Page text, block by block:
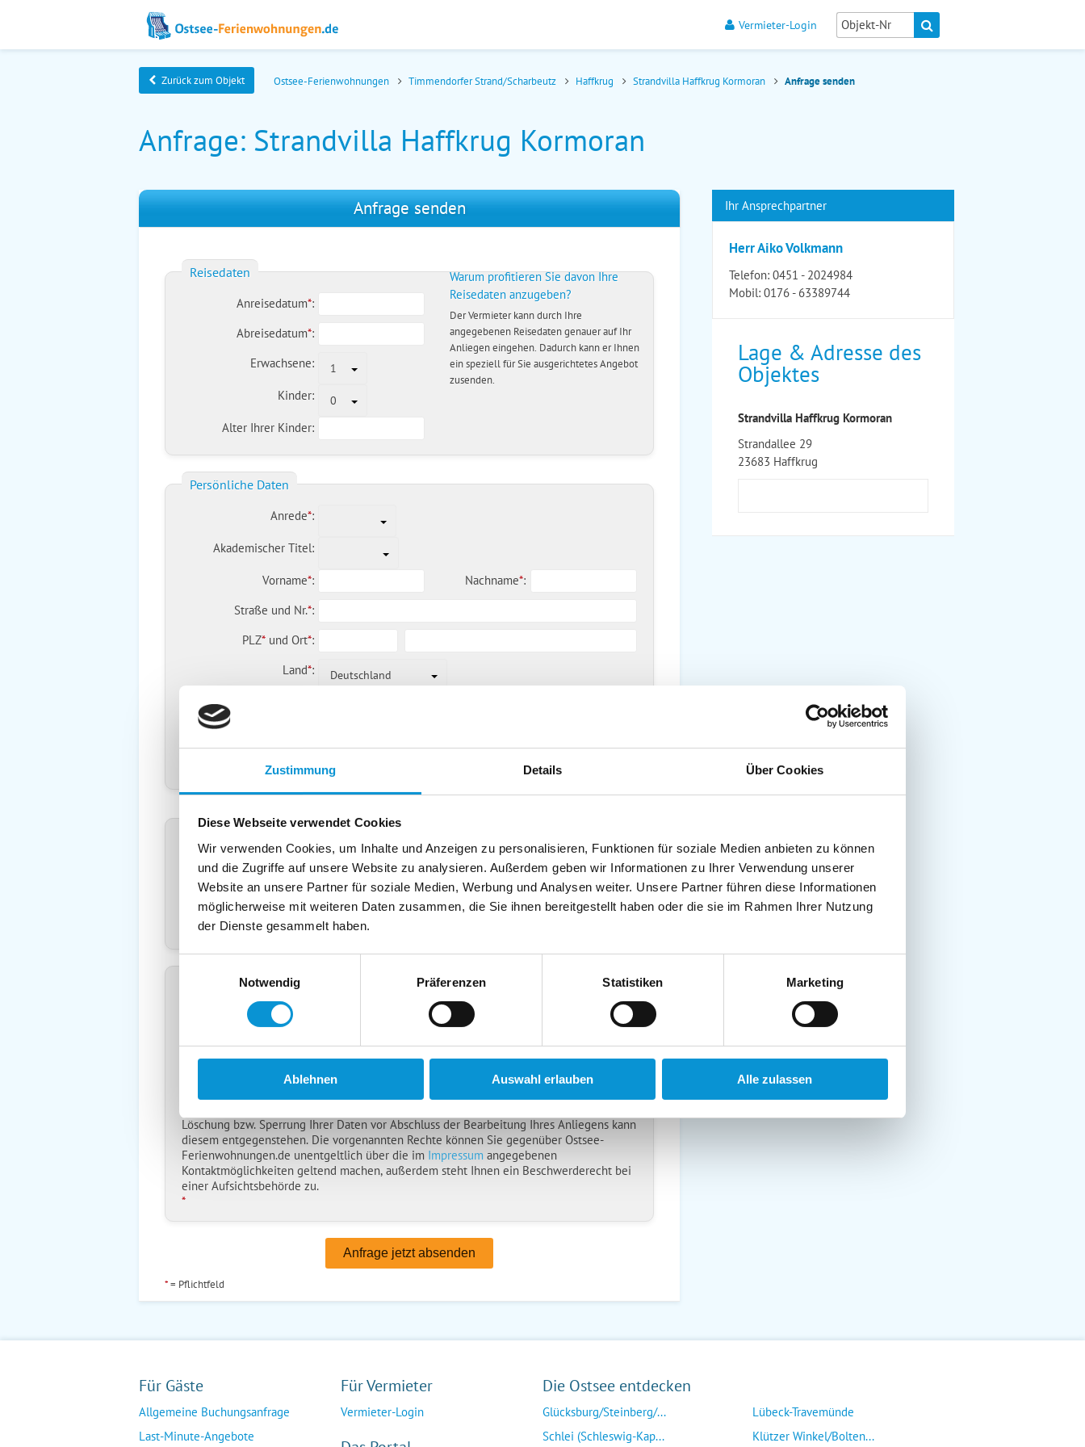
Zustimmung Details Über Cookies
Diese Webseite verwendet Cookies
Wir verwenden Cookies, um Inhalte und Anzeigen zu personalisieren, Funktionen für soziale Medien anbieten zu können
und die Zugriffe auf unsere Website zu analysieren. Außerdem geben wir Informationen zu Ihrer Verwendung unserer
Website an unsere Partner für soziale Medien, Werbung und Analysen weiter. Unsere Partner führen diese Informationen
möglicherweise mit weiteren Daten zusammen, die Sie ihnen bereitgestellt haben oder die sie im Rahmen Ihrer Nutzung
der Dienste gesammelt haben.
Einwilligungsauswahl
Notwendig
Präferenzen Statistiken Marketing
Ablehnen Auswahl erlauben Alle zulassen
Vermieter-Login
Zurück zum Objekt Ostsee-Ferienwohnungen Timmendorfer Strand/Scharbeutz Haffkrug Strandvilla Haffkrug Kormoran Anfrage senden
Anfrage: Strandvilla Haffkrug Kormoran
Anfrage senden
Reisedaten
Anreisedatum*:
Abreisedatum*:
Erwachsene:
1
Kinder: 0
Alter Ihrer Kinder:
Warum profitieren Sie davon Ihre
Reisedaten anzugeben?
Der Vermieter kann durch Ihre
angegebenen Reisedaten genauer auf Ihr
Anliegen eingehen. Dadurch kann er Ihnen
ein speziell für Sie ausgerichtetes Angebot
zusenden.
Persönliche Daten
Anrede*:
Akademischer Titel:
Vorname*: Nachname*:
Straße und Nr.*:
PLZ* und Ort*:
Land*: Deutschland
E-Mail:
Freier Kommentar an Vermieter
Kopie der Nachricht per Mail zusenden
Reiseversicherungs­informationen anfordern
Ich habe dieDatenschutzhinweise
gelesen und bin damit einverstanden.
*
Ostsee-Ferienwohnungen.de erhebt, verarbeitet und nutzt Ihre personenbezogenen
Daten nur zur Bearbeitung Ihres Anliegens (Buchungsanfrage/Informationsanfrage). Sie
können Auskunft über die bei der Ostsee-Ferienwohnungen.de gespeicherten Daten
Löschung bzw. Sperrung Ihrer Daten vor Abschluss der Bearbeitung Ihres Anliegens kann
diesem entgegenstehen. Die vorgenannten Rechte können Sie gegenüber Ostsee-
Ferienwohnungen.de unentgeltlich über die im Impressum angegebenen
Kontaktmöglichkeiten geltend machen, außerdem steht Ihnen ein Beschwerderecht bei
einer Aufsichtsbehörde zu.
*
*= Pflichtfeld
Ihr Ansprechpartner
Herr Aiko Volkmann
Telefon: 0451 - 2024984
Mobil: 0176 - 63389744
Lage & Adresse des
Objektes
Strandvilla Haffkrug Kormoran
Strandallee 29
23683 Haffkrug
Für Gäste
Allgemeine Buchungsanfrage
Last-Minute-Angebote
Für Vermieter
Vermieter-Login
Die Ostsee entdecken
Glücksburg/Steinberg/...
Schlei (Schleswig-Kap...
Lübeck-Travemünde
Klützer Winkel/Bolten...